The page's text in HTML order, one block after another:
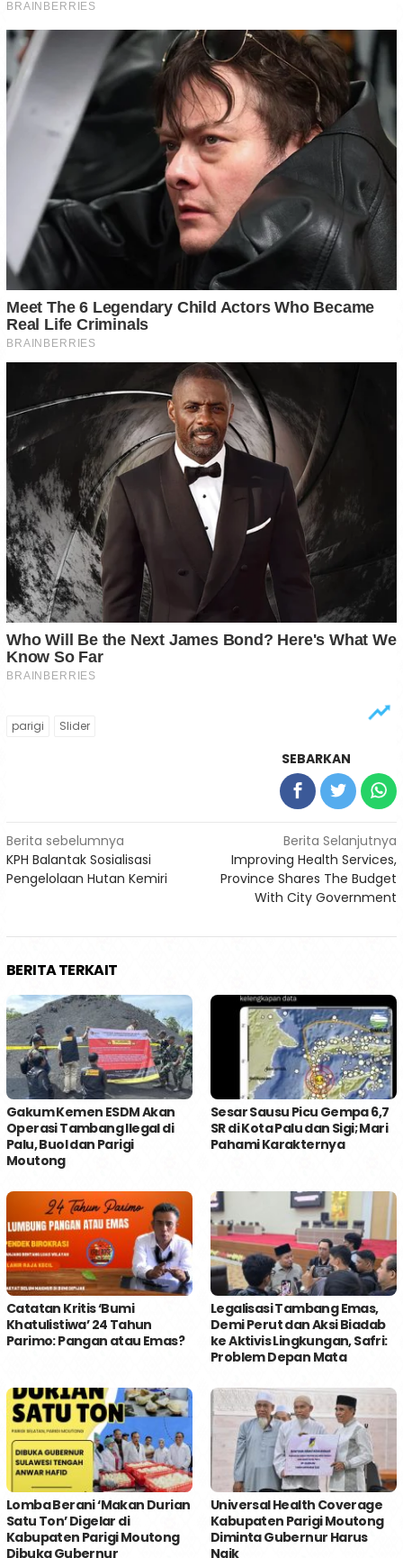
parigi Slider
SEBARKAN
Navigasi
pos
Berita sebelumnya
KPH Balantak Sosialisasi
Pengelolaan Hutan Kemiri
Berita Selanjutnya
Improving Health Services,
Province Shares The Budget
With City Government
BERITA TERKAIT
Gakum Kemen ESDM Akan
Operasi Tambang Ilegal di
Palu, Buol dan Parigi
Moutong
Sesar Sausu Picu Gempa 6,7
SR di Kota Palu dan Sigi; Mari
Pahami Karakternya
Catatan Kritis ‘Bumi
Khatulistiwa’ 24 Tahun
Parimo: Pangan atau Emas?
Legalisasi Tambang Emas,
Demi Perut dan Aksi Biadab
ke Aktivis Lingkungan, Safri:
Problem Depan Mata
Lomba Berani ‘Makan Durian
Satu Ton’ Digelar di
Kabupaten Parigi Moutong
Dibuka Gubernur
Universal Health Coverage
Kabupaten Parigi Moutong
Diminta Gubernur Harus
Naik